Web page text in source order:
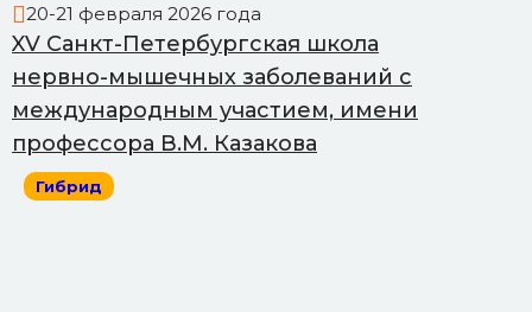
20-21 февраля 2026 года
XV Санкт-Петербургская школа
нервно-мышечных заболеваний с
международным участием, имени
профессора В.М. Казакова
Гибрид